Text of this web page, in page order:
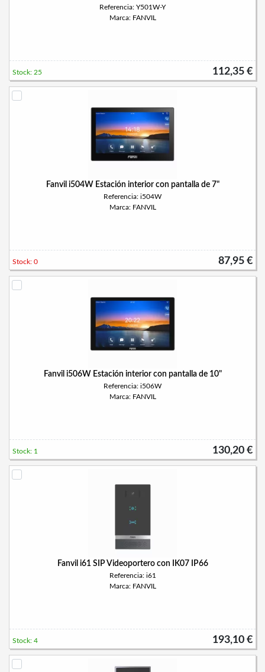
Referencia: Y501W-Y
Marca: FANVIL
112,35 €
Stock: 25
Fanvil i504W Estación interior con pantalla de 7"
Referencia: i504W
Marca: FANVIL
87,95 €
Stock: 0
Fanvil i506W Estación interior con pantalla de 10"
Referencia: i506W
Marca: FANVIL
130,20 €
Stock: 1
Fanvil i61 SIP Videoportero con IK07 IP66
Referencia: i61
Marca: FANVIL
193,10 €
Stock: 4